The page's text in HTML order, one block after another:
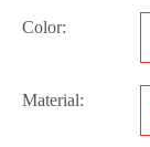
Color:
Material: